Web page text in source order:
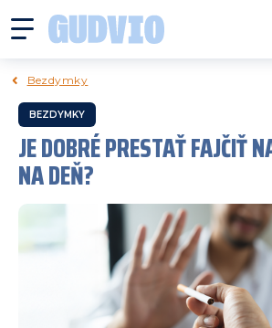
Bezdymky
BEZDYMKY
JE DOBRÉ PRESTAŤ FAJČIŤ
NA DEŇ?